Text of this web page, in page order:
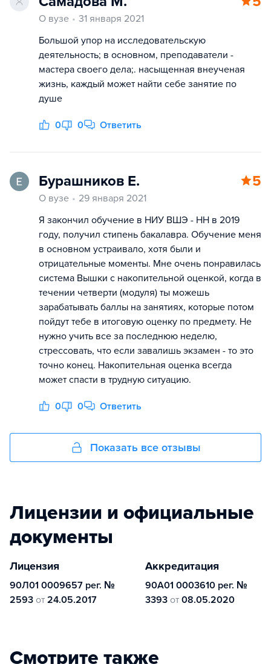
О вузе
31 января 2021
Большой упор на исследовательскую
деятельность; в основном, преподаватели -
мастера своего дела;. насыщенная внеученая
жизнь, каждый может найти себе занятие по
душе
0 0 Ответить
Бурашников Е. 5
О вузе
29 января 2021
Я закончил обучение в НИУ ВШЭ - НН в 2019
году, получил стипень бакалавра. Обучение меня
в основном устраивало, хотя были и
отрицательные моменты. Мне очень понравилась
система Вышки с накопительной оценкой, когда в
течении четверти (модуля) ты можешь
зарабатывать баллы на занятиях, которые потом
пойдут тебе в итоговую оценку по предмету. Не
нужно учить все за последнюю неделю,
стрессовать, что если завалишь экзамен - то это
точно конец. Накопительная оценка всегда
может спасти в трудную ситуацию.
0 0 Ответить
Показать все отзывы
Лицензии и официальные
документы
Лицензия
90Л01 0009657 рег. №
2593 от 24.05.2017
Аккредитация
90А01 0003610 рег. №
3393 от 08.05.2020
Смотрите также